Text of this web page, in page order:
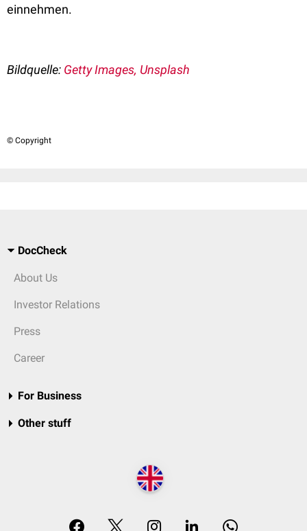
einnehmen.
Bildquelle: Getty Images, Unsplash
© Copyright
DocCheck
About Us
Investor Relations
Press
Career
For Business
Other stuff